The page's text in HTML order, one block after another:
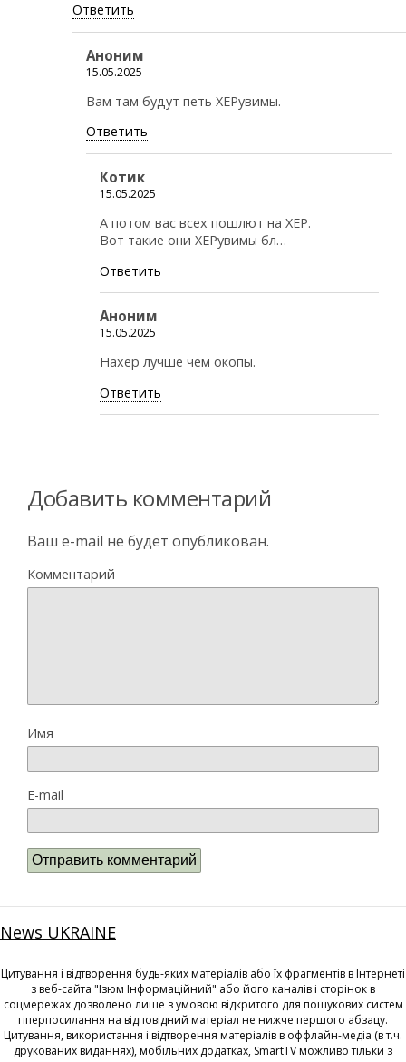
Ответить
Аноним
15.05.2025
Вам там будут петь ХЕРувимы.
Ответить
Котик
15.05.2025
А потом вас всех пошлют на ХЕР.
Вот такие они ХЕРувимы бл…
Ответить
Аноним
15.05.2025
Нахер лучше чем окопы.
Ответить
Добавить комментарий
Ваш e-mail не будет опубликован.
Комментарий
Имя
E-mail
News UKRAINE
Цитування і відтворення будь-яких матеріалів або їх фрагментів в Інтернеті
з веб-сайта "Ізюм Інформаційний" або його каналів і сторінок в
соцмережах дозволено лише з умовою відкритого для пошукових систем
гіперпосилання на відповідний матеріал не нижче першого абзацу.
Цитування, використання і відтворення матеріалів в оффлайн-медіа (в т.ч.
друкованих виданнях), мобільних додатках, SmartTV можливо тільки з